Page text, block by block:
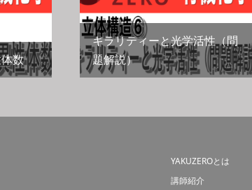
数
キラリティーと光学活性（問
題解説）
YAKUZEROとは
講師紹介